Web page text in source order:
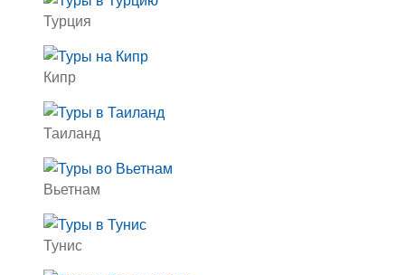
Турция
Кипр
Таиланд
Вьетнам
Тунис